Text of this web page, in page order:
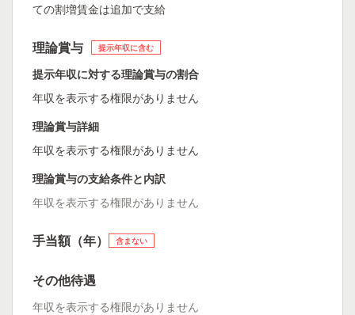
ての割増賃金は追加で支給
理論賞与 提示年収に含む
提示年収に対する理論賞与の割合
年収を表示する権限がありません
理論賞与詳細
年収を表示する権限がありません
理論賞与の支給条件と内訳
年収を表示する権限がありません
手当額（年） 含まない
その他待遇
年収を表示する権限がありません